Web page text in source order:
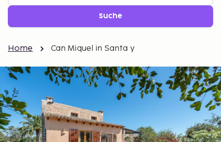
Suche
Home Can Miquel in Santa y